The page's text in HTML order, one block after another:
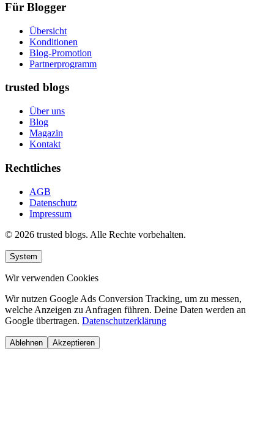
Für Blogger
Übersicht
Konditionen
Blog-Promotion
Partnerprogramm
trusted blogs
Über uns
Blog
Magazin
Kontakt
Rechtliches
AGB
Datenschutz
Impressum
© 2026 trusted blogs. Alle Rechte vorbehalten.
System
Wir verwenden Cookies
Wir nutzen Google Ads Conversion Tracking, um zu messen,
welche Anzeigen zu Anfragen führen. Deine Daten werden an
Google übertragen. Datenschutzerklärung
Ablehnen Akzeptieren